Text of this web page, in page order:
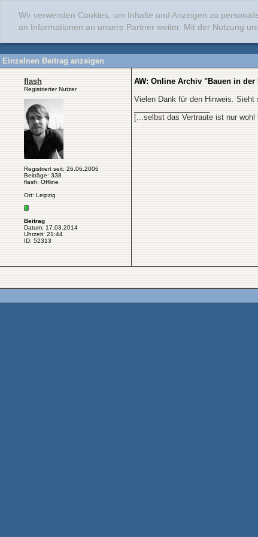
Wir verwenden Cookies, um Inhalte und Anzeigen zu
an Informationen an unsere Partner weiter. Mit der Nutzung
Einzelnen Beitrag anzeigen
flash
Registrierter Nutzer
Registriert seit: 26.06.2006
Beiträge: 338
flash: Offline
Ort: Leipzig
Beitrag
Datum: 17.03.2014
Uhrzeit: 21:44
ID: 52313
AW: Online Archiv "Bauen in der
Vielen Dank für den Hinweis. Sieht
[...selbst das Vertraute ist nur